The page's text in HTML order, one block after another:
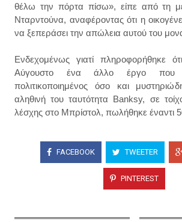
θέλω την πόρτα πίσω», είπε από τη
Νταρντούνα, αναφέροντας ότι η
να ξεπεράσει την απώλεια αυτού του
Ενδεχομένως γιατί πληροφορήθηκε
Αύγουστο ένα άλλο έργο που
πολιτικοποιημένος όσο και
αληθινή του ταυτότητα Banksy, σε
λέσχης στο Μπρίστολ, πωλήθηκε έναντι
FACEBOOK TWEETER
PINTEREST